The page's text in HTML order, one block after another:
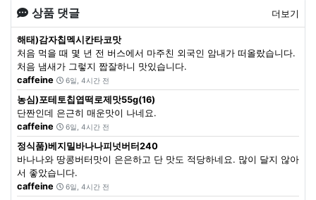
상품 댓글 더보기
해태)감자칩멕시칸타코맛
처음 먹을 때 몇 년 전 버스에서 마주친 외국인 암내가 떠올랐습니다.
처음 냄새가 그렇지 짭잘하니 맛있습니다.
caffeine
6일, 4시간 전
농심)포테토칩엽떡로제맛55g(16)
단짠인데 은근히 매운맛이 나네요.
caffeine
6일, 4시간 전
정식품)베지밀바나나피넛버터240
바나나와 땅콩버터맛이 은은하고 단 맛도 적당하네요. 많이 달지 않아
서 좋았습니다.
caffeine
6일, 4시간 전